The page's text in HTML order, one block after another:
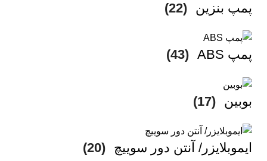
پمپ بنزین (22)
پمپ ABS (43)
بوبین (17)
ایموبلایزر/ آنتن دور سوییچ (20)